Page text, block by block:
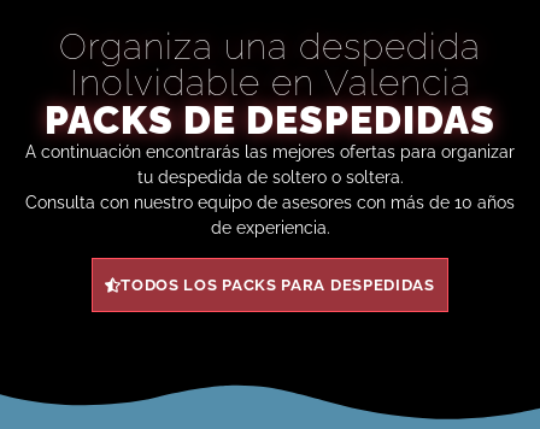
Organiza una despedida
Inolvidable en Valencia
PACKS DE DESPEDIDAS
A continuación encontrarás las mejores ofertas para organizar
tu despedida de soltero o soltera.
Consulta con nuestro equipo de asesores con más de 10 años
de experiencia.
TODOS LOS PACKS PARA DESPEDIDAS